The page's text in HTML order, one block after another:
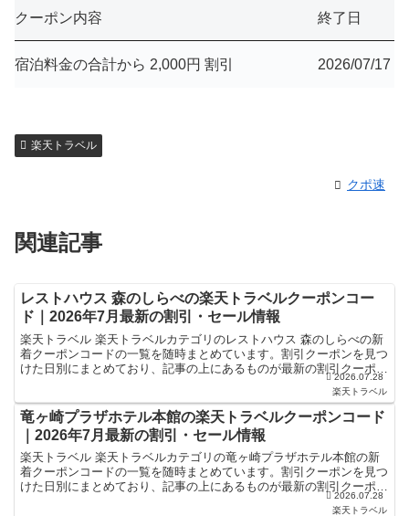
クーポン内容 終了日
宿泊料金の合計から 2,000円 割引 2026/07/17
楽天トラベル
クポ速
関連記事
レストハウス 森のしらべの楽天トラベルクーポンコー
ド｜2026年7月最新の割引・セール情報
楽天トラベル 楽天トラベルカテゴリのレストハウス 森のしらべの新
着クーポンコードの一覧を随時まとめています。割引クーポンを見つ
けた日別にまとめており、記事の上にあるものが最新の割引クーポン
になります。ホテル・旅館宿泊の予約などで使えるクーポ...2026.07.28
楽天トラベル
竜ヶ崎プラザホテル本館の楽天トラベルクーポンコード
｜2026年7月最新の割引・セール情報
楽天トラベル 楽天トラベルカテゴリの竜ヶ崎プラザホテル本館の新
着クーポンコードの一覧を随時まとめています。割引クーポンを見つ
けた日別にまとめており、記事の上にあるものが最新の割引クーポン
になります。ホテル・旅館宿泊の予約などで使えるクーポン...2026.07.28
楽天トラベル